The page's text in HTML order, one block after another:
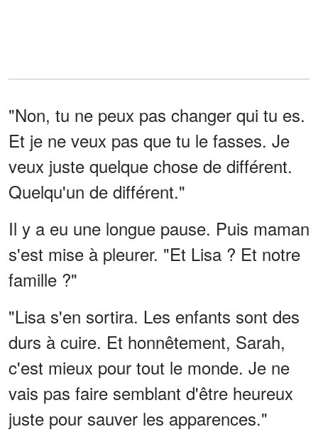
"Non, tu ne peux pas changer qui tu es.
Et je ne veux pas que tu le fasses. Je
veux juste quelque chose de différent.
Quelqu'un de différent."
Il y a eu une longue pause. Puis maman
s'est mise à pleurer. "Et Lisa ? Et notre
famille ?"
"Lisa s'en sortira. Les enfants sont des
durs à cuire. Et honnêtement, Sarah,
c'est mieux pour tout le monde. Je ne
vais pas faire semblant d'être heureux
juste pour sauver les apparences."